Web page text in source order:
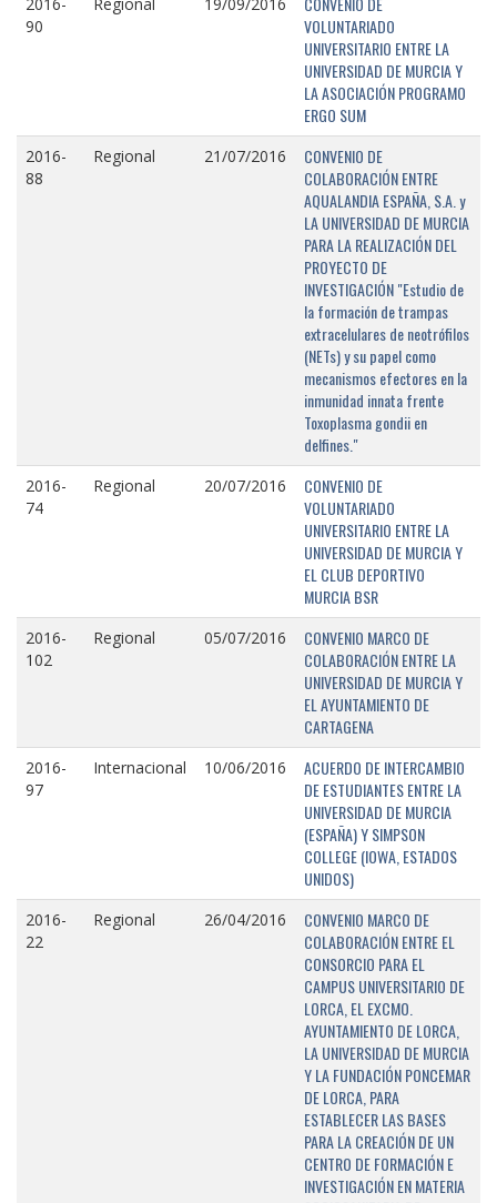
90
VOLUNTARIADO
UNIVERSITARIO ENTRE LA
UNIVERSIDAD DE MURCIA Y
LA ASOCIACIÓN PROGRAMO
ERGO SUM
2016-
88
Regional 21/07/2016
CONVENIO DE
COLABORACIÓN ENTRE
AQUALANDIA ESPAÑA, S.A. y
LA UNIVERSIDAD DE MURCIA
PARA LA REALIZACIÓN DEL
PROYECTO DE
INVESTIGACIÓN "Estudio de
la formación de trampas
extracelulares de neotrófilos
(NETs) y su papel como
mecanismos efectores en la
inmunidad innata frente
Toxoplasma gondii en
delfines."
2016-
74
Regional 20/07/2016
CONVENIO DE
VOLUNTARIADO
UNIVERSITARIO ENTRE LA
UNIVERSIDAD DE MURCIA Y
EL CLUB DEPORTIVO
MURCIA BSR
2016-
102
Regional 05/07/2016
CONVENIO MARCO DE
COLABORACIÓN ENTRE LA
UNIVERSIDAD DE MURCIA Y
EL AYUNTAMIENTO DE
CARTAGENA
2016-
97
Internacional 10/06/2016
ACUERDO DE INTERCAMBIO
DE ESTUDIANTES ENTRE LA
UNIVERSIDAD DE MURCIA
(ESPAÑA) Y SIMPSON
COLLEGE (IOWA, ESTADOS
UNIDOS)
2016-
22
Regional 26/04/2016
CONVENIO MARCO DE
COLABORACIÓN ENTRE EL
CONSORCIO PARA EL
CAMPUS UNIVERSITARIO DE
LORCA, EL EXCMO.
AYUNTAMIENTO DE LORCA,
LA UNIVERSIDAD DE MURCIA
Y LA FUNDACIÓN PONCEMAR
DE LORCA, PARA
ESTABLECER LAS BASES
PARA LA CREACIÓN DE UN
CENTRO DE FORMACIÓN E
INVESTIGACIÓN EN MATERIA